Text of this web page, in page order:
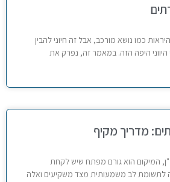
כמו נושא מורכב, אבל זה חיוני להבין
היפה הזה. במאמר זה, נפרק את
מדריך מקיף
המיקום הוא גורם מפתח שיש לקחת
לתשומת לב משמעותית מצד משקיעים ואלה